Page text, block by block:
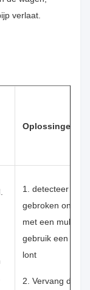
verlaat.
Oplossingen
1. detecteer het
gebroken
met een
gebruik een
lont
2. Vervang de